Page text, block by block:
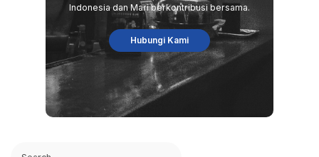
Indonesia dan Mari berkontribusi bersama.
Hubungi Kami